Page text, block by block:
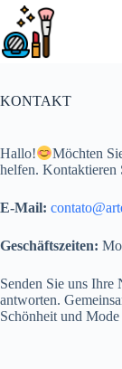
Saltar
contenido
KONTAKT
Hallo!
Möchten
helfen. Kontaktieren
E-Mail:
Geschäftszeiten:
Senden Sie uns
antworten.
Schönheit und Mode